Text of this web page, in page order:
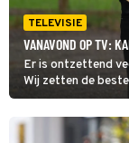
TELEVISIE
VANAVOND OP TV:
Er is ontzettend
Wij zetten de
op een rij. Dit zijn
nog verder
overzicht van wat